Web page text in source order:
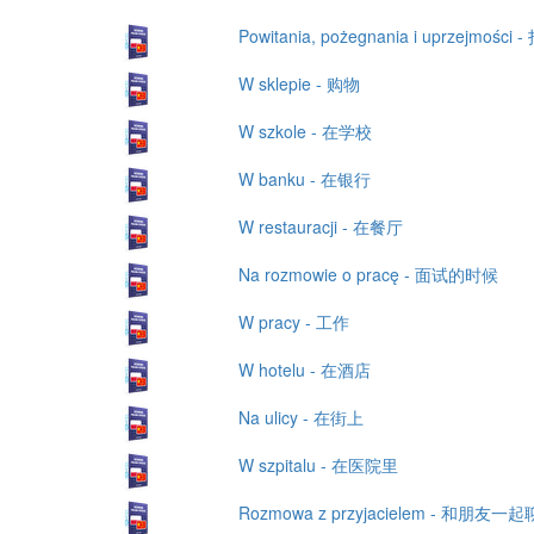
Powitania, pożegnania i uprzejmości -
W sklepie - 购物
W szkole - 在学校
W banku - 在银行
W restauracji - 在餐厅
Na rozmowie o pracę - 面试的时候
W pracy - 工作
W hotelu - 在酒店
Na ulicy - 在街上
W szpitalu - 在医院里
Rozmowa z przyjacielem - 和朋友一起